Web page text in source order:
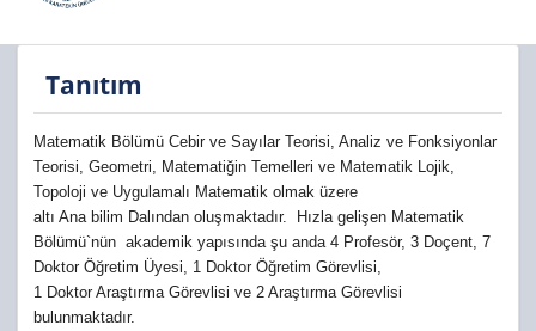
Tanıtım
Matematik Bölümü Cebir ve Sayılar Teorisi, Analiz ve Fonksiyonlar
Teorisi, Geometri, Matematiğin Temelleri ve Matematik Lojik,
Topoloji ve Uygulamalı Matematik olmak üzere
altı Ana bilim Dalından oluşmaktadır.  Hızla gelişen Matematik
Bölümü`nün  akademik yapısında şu anda 4 Profesör, 3 Doçent, 7
Doktor Öğretim Üyesi, 1 Doktor Öğretim Görevlisi,
1 Doktor Araştırma Görevlisi ve 2 Araştırma Görevlisi
bulunmaktadır.